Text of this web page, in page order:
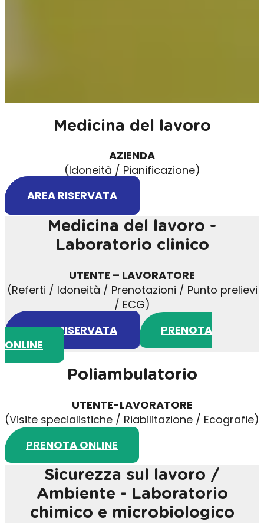
Medicina del lavoro
AZIENDA
(Idoneità / Pianificazione)
AREA RISERVATA
Medicina del lavoro -
Laboratorio clinico
UTENTE – LAVORATORE
(Referti / Idoneità / Prenotazioni / Punto prelievi
/ ECG)
AREA RISERVATA
PRENOTA
ONLINE
Poliambulatorio
UTENTE-LAVORATORE
(Visite specialistiche / Riabilitazione / Ecografie)
PRENOTA ONLINE
Sicurezza sul lavoro /
Ambiente - Laboratorio
chimico e microbiologico